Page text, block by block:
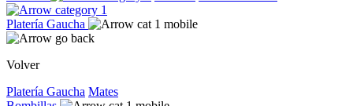
Platería Gaucha
Volver
Platería Gaucha Mates